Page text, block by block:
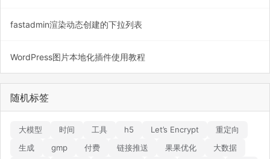
fastadmin渲染动态创建的下拉列表
WordPress图片本地化插件使用教程
随机标签
大模型 时间 工具 h5 Let’s Encrypt
重定向
生成
gmp 付费 链接推送 果果优化 大数据